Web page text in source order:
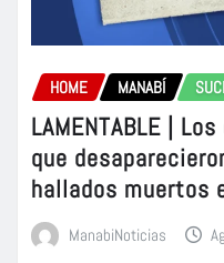
HOME MANABÍ
LAMENTABLE |
que
hallados muertos
ManabiNoticias